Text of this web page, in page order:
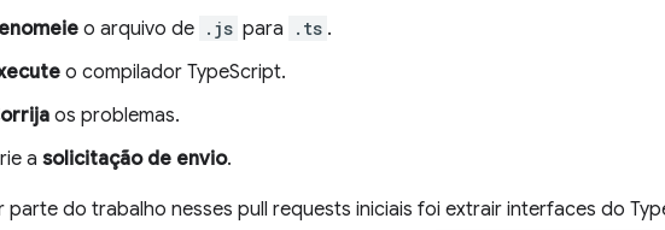
o arquivo de .js para .ts .
o compilador TypeScript.
os problemas.
a solicitação de envio.
parte do trabalho nesses pull requests iniciais foi extrair interfaces do